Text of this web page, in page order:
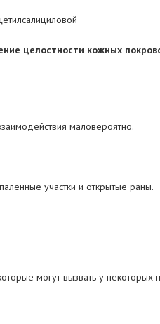
целостности кожных
маловероятно.
участки и открытые раны.
могут вызвать у некоторых